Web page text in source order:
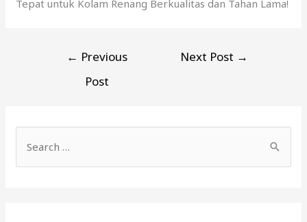
Tepat untuk Kolam Renang Berkualitas dan Tahan Lama!
← Previous
Post
Next Post →